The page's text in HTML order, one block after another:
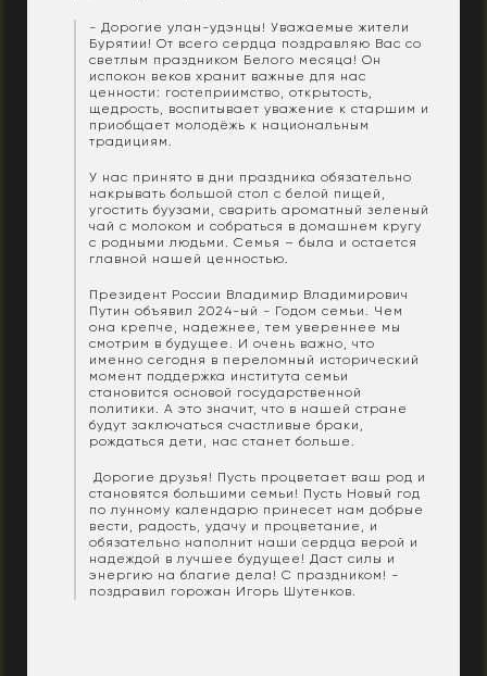
- Дорогие улан-удэнцы! Уважаемые жители
Бурятии! От всего сердца поздравляю Вас со
светлым праздником Белого месяца! Он
испокон веков хранит важные для нас
ценности: гостеприимство, открытость,
щедрость, воспитывает уважение к старшим и
приобщает молодёжь к национальным
традициям.
У нас принято в дни праздника обязательно
накрывать большой стол с белой пищей,
угостить буузами, сварить ароматный зеленый
чай с молоком и собраться в домашнем кругу
с родными людьми. Семья – была и остается
главной нашей ценностью.
Президент России Владимир Владимирович
Путин объявил 2024-ый - Годом семьи. Чем
она крепче, надежнее, тем увереннее мы
смотрим в будущее. И очень важно, что
именно сегодня в переломный исторический
момент поддержка института семьи
становится основой государственной
политики. А это значит, что в нашей стране
будут заключаться счастливые браки,
рождаться дети, нас станет больше.
Дорогие друзья! Пусть процветает ваш род и
становятся большими семьи! Пусть Новый год
по лунному календарю принесет нам добрые
вести, радость, удачу и процветание, и
обязательно наполнит наши сердца верой и
надеждой в лучшее будущее! Даст силы и
энергию на благие дела! С праздником! -
поздравил горожан Игорь Шутенков.